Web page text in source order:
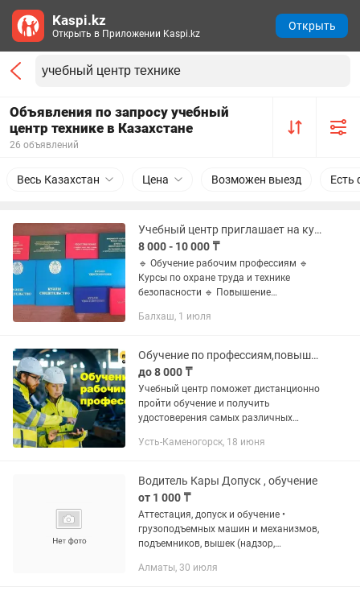
Объявления по запросу учебный
центр технике в Казахстане
26 объявлений
Весь Казахстан Цена Возможен выезд Есть
Учебный центр приглашает на курсы охрана труда, техника безопасности
8 000 - 10 000 ₸
🔹 Обучение рабочим профессиям 🔹
Курсы по охране труда и технике
безопасности 🔹 Повышение
Балхаш, 1 июля
Обучение по профессиям,повышение квалификации, курсы по охране труда,
до 8 000 ₸
Учебный центр поможет дистанционно
пройти обучение и получить
удостоверения самых различных
минимум (ПТМ) Промышленной
безопасности и...
Усть-Каменогорск, 18 июня
Водитель Кары Допуск , обучение
от 1 000 ₸
Аттестация, допуск и обучение •
грузоподъемных машин и механизмов,
подъемников, вышек (надзор,
работ кранами) • при эксплуатации и
Алматы, 30 июля
Kaspi.kz
Открыть в Приложении Kaspi.kz
Открыть